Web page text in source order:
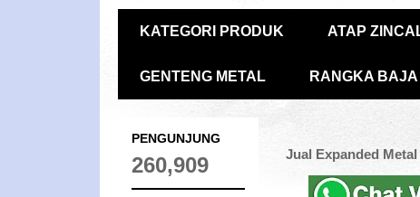
KATEGORI PRODUK ATAP
GENTENG METAL RANGKA BAJA
Jual Expanded Metal
PENGUNJUNG
260,909